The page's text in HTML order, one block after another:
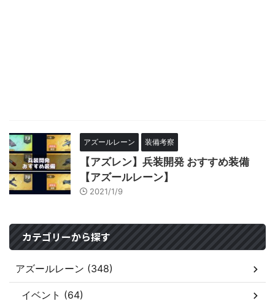
アズールレーン 装備考察
【アズレン】兵装開発 おすすめ装備
【アズールレーン】
2021/1/9
カテゴリーから探す
アズールレーン (348)
イベント (64)